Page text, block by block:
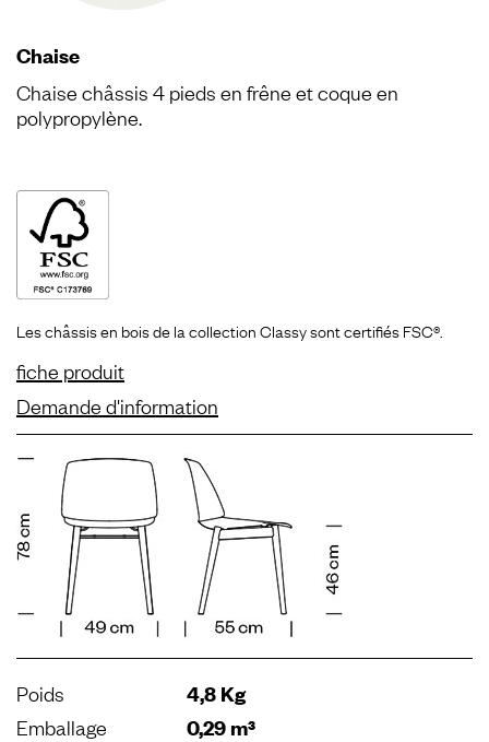
Chaise
Chaise châssis 4 pieds en frêne et coque en
polypropylène.
Les châssis en bois de la collection Classy sont certifiés FSC®.
fiche produit
Demande d'information
Poids 4,8 Kg
Emballage 0,29 m³